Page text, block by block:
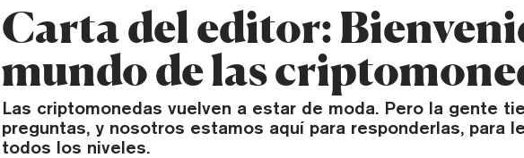
Carta del editor:
mundo de las
Las criptomonedas vuelven a estar de moda. Pero la gente
preguntas, y nosotros estamos aquí para responderlas, para
todos los niveles.